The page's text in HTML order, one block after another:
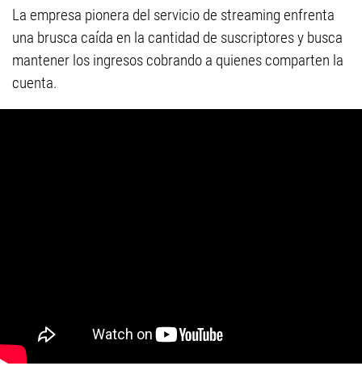
La empresa pionera del servicio de streaming enfrenta
una brusca caída en la cantidad de suscriptores y busca
mantener los ingresos cobrando a quienes comparten la
cuenta.